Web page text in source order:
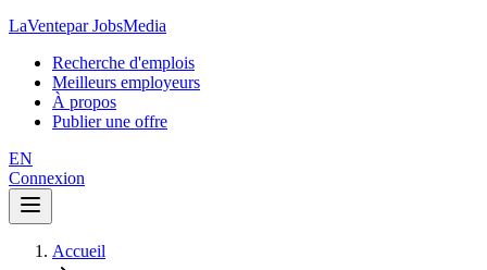
LaVentepar JobsMedia
Recherche d'emplois
Meilleurs employeurs
À propos
Publier une offre
EN
Connexion
Accueil